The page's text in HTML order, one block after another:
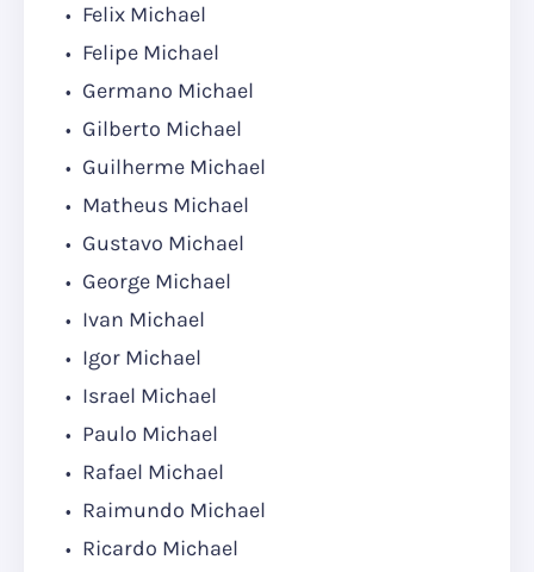
Felix Michael
Felipe Michael
Germano Michael
Gilberto Michael
Guilherme Michael
Matheus Michael
Gustavo Michael
George Michael
Ivan Michael
Igor Michael
Israel Michael
Paulo Michael
Rafael Michael
Raimundo Michael
Ricardo Michael